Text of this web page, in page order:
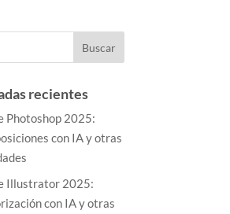
recientes
Photoshop 2025:
con IA y otras
Illustrator 2025:
con IA y otras